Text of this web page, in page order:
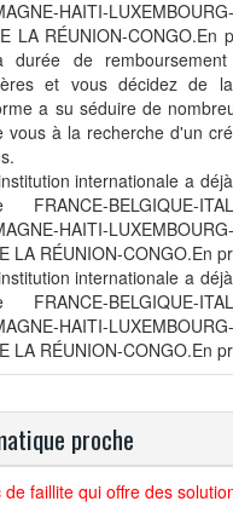
HAITI-
LA RÉUNION-CONGO.En
durée de
et vous décidez de
a su séduire de
vous à la recherche d'un
internationale a
FRANCE-BELGIQUE-
HAITI-
LA RÉUNION-CONGO.En
internationale a
FRANCE-BELGIQUE-
HAITI-
LA RÉUNION-CONGO.En
proche
de faillite qui offre des